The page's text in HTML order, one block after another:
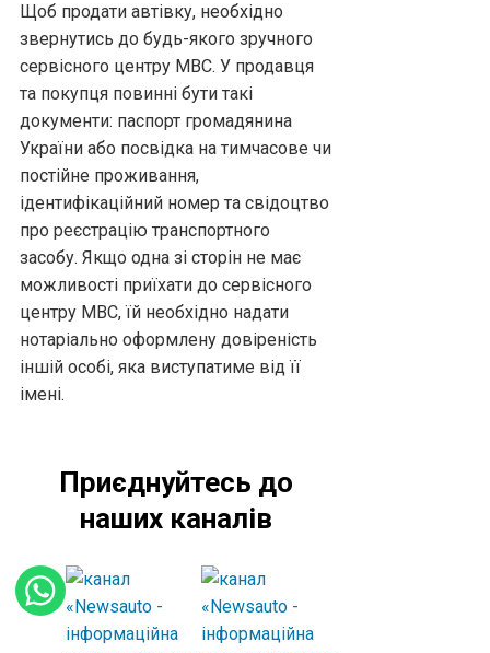
Щоб продати автівку, необхідно
звернутись до будь-якого зручного
сервісного центру МВС. У продавця
та покупця повинні бути такі
документи: паспорт громадянина
України або посвідка на тимчасове чи
постійне проживання,
ідентифікаційний номер та свідоцтво
про реєстрацію транспортного
засобу. Якщо одна зі сторін не має
можливості приїхати до сервісного
центру МВС, їй необхідно надати
нотаріально оформлену довіреність
іншій особі, яка виступатиме від її
імені.
Приєднуйтесь до
наших каналів